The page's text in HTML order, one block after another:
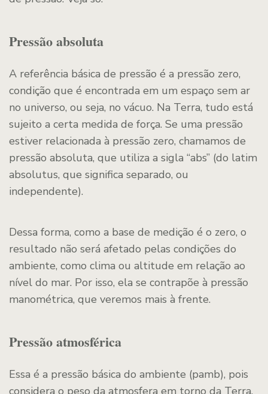
Pressão absoluta
A referência básica de pressão é a pressão zero,
condição que é encontrada em um espaço sem ar
no universo, ou seja, no vácuo. Na Terra, tudo está
sujeito a certa medida de força. Se uma pressão
estiver relacionada à pressão zero, chamamos de
pressão absoluta, que utiliza a sigla “abs” (do latim
absolutus, que significa separado, ou
independente).
Dessa forma, como a base de medição é o zero, o
resultado não será afetado pelas condições do
ambiente, como clima ou altitude em relação ao
nível do mar. Por isso, ela se contrapõe à pressão
manométrica, que veremos mais à frente.
Pressão atmosférica
Essa é a pressão básica do ambiente (pamb), pois